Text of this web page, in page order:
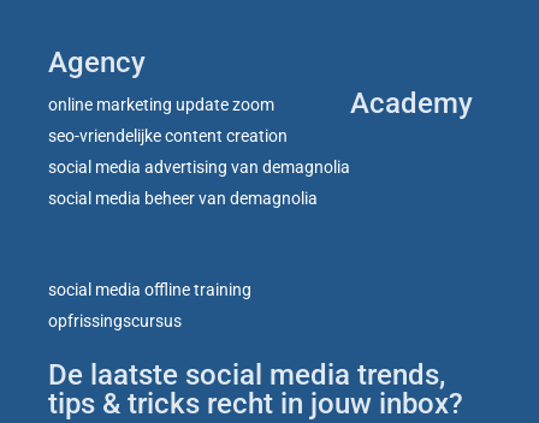
Agency
online marketing update zoom
seo-vriendelijke content creation
social media advertising van demagnolia
social media beheer van demagnolia
Academy
social media offline training
opfrissingscursus
De laatste social media trends,
tips & tricks recht in jouw inbox?